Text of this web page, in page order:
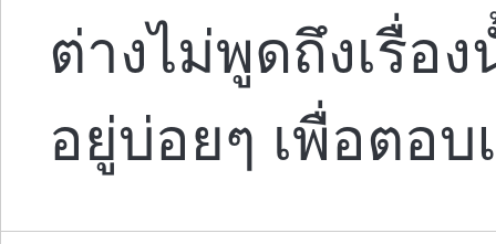
ต่างไม่พูดถึงเรื่อ
อยู่บ่อยๆ เพื่อตอ